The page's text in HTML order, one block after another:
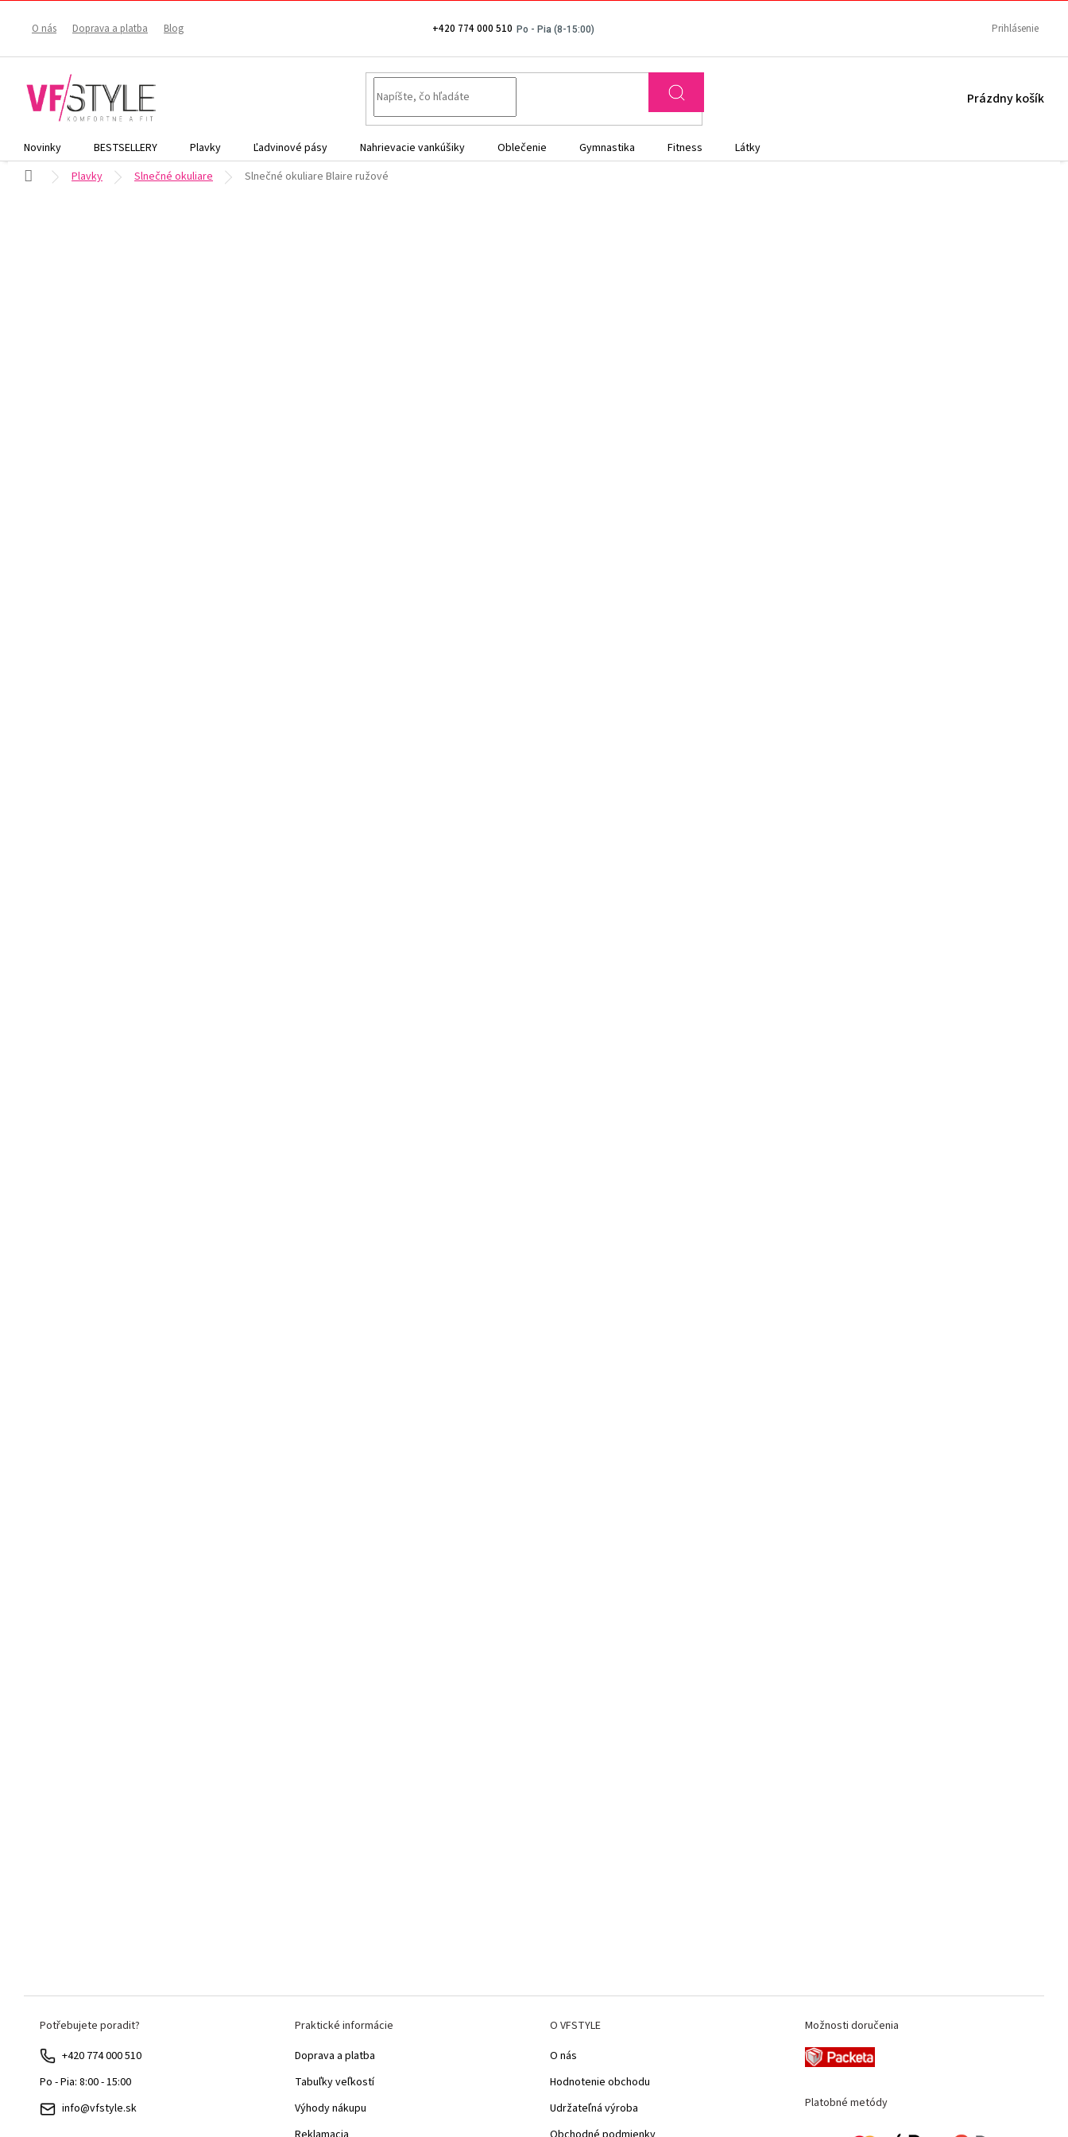
+420 774 000 510
O nás Doprava a platba Blog Prihlásenie
NÁKUPNÝ
Prázdny košík
Novinky BESTSELLERY Plavky Ľadvinové pásy Nahrievacie vankúšiky Oblečenie Gymnastika Fitness
Látky
DomovPlavky Slnečné okuliare Slnečné okuliare Blaire ružové
Potřebujete poradit?
+420 774 000 510
Po - Pia: 8:00 - 15:00
info@vfstyle.sk
Praktické informácie
Doprava a platba
Tabuľky veľkostí
Výhody nákupu
O VFSTYLE
O nás
Hodnotenie obchodu
Udržateľná výroba
Možnosti doručenia
Platobné metódy